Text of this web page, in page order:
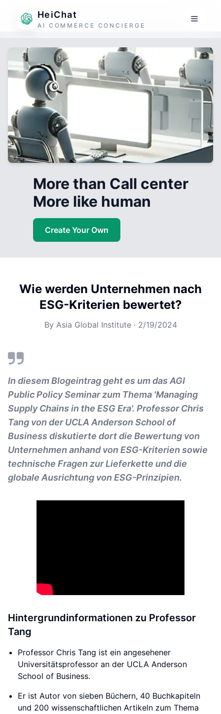
HeiChat
AI COMMERCE CONCIERGE
More than Call center
More like human
Create Your Own
Wie werden Unternehmen nach
ESG-Kriterien bewertet?
By Asia Global Institute· 2/19/2024
In diesem Blogeintrag geht es um das AGI
Public Policy Seminar zum Thema 'Managing
Supply Chains in the ESG Era'. Professor Chris
Tang von der UCLA Anderson School of
Business diskutierte dort die Bewertung von
Unternehmen anhand von ESG-Kriterien sowie
technische Fragen zur Lieferkette und die
globale Ausrichtung von ESG-Prinzipien.
Hintergrundinformationen zu Professor
Tang
Professor Chris Tang ist ein angesehener
Universitätsprofessor an der UCLA Anderson
School of Business.
Er ist Autor von sieben Büchern, 40 Buchkapiteln
und 200 wissenschaftlichen Artikeln zum Thema